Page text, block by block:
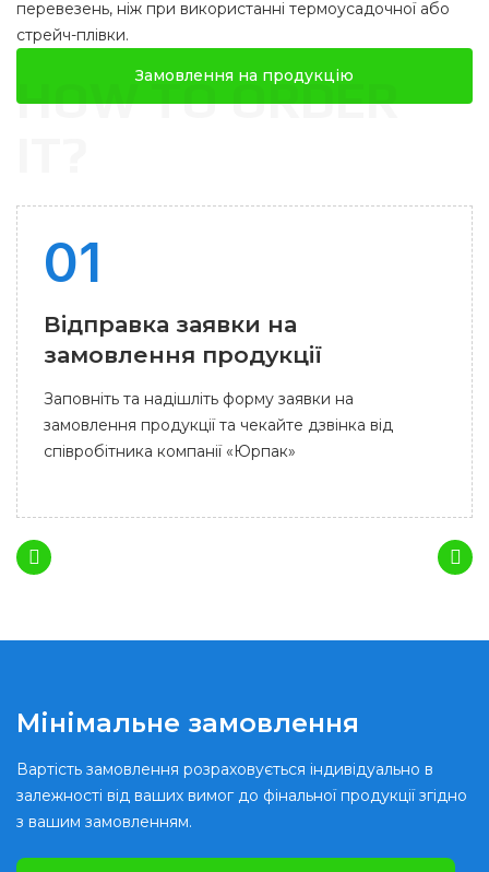
перевезень, ніж при використанні термоусадочної або
стрейч-плівки.
Замовлення на продукцію
Відправка заявки на
замовлення продукції
Заповніть та надішліть форму заявки на
замовлення продукції та чекайте дзвінка від
співробітника компанії «Юрпак»
Мінімальне замовлення
Вартість замовлення розраховується індивідуально в
залежності від ваших вимог до фінальної продукції згідно
з вашим замовленням.